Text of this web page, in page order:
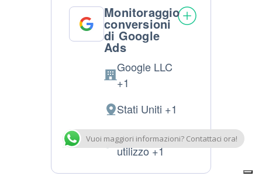
Monitoraggio
conversioni
di Google
Ads
Azienda:
Google LLC
+1
Luogo
del
trattamento:
Stati Uniti +1
Dati
Dati di
utilizzo +1
Vuoi maggiori informazioni? Contattaci ora!